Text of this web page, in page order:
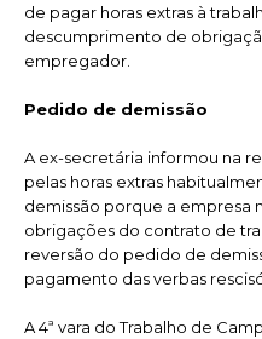
de pagar horas extras à
descumprimento de
empregador.
Pedido de demissão
A ex-secretária informou na
pelas horas extras
demissão porque a empresa
obrigações do contrato de
reversão do pedido de
pagamento das verbas
A 4ª vara do Trabalho de